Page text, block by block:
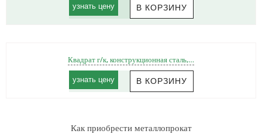
узнать цену
Квадрат г/к, конструкционная сталь,…
узнать цену
Как приобрести металлопрокат